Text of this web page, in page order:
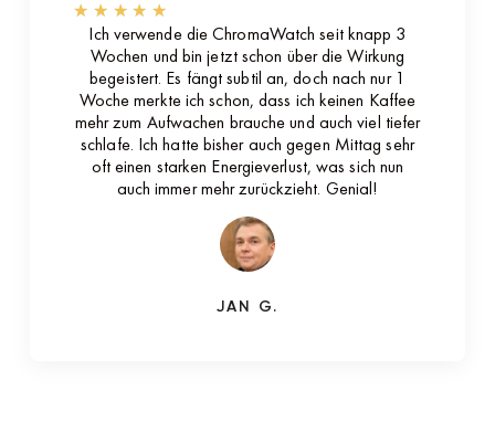
★ ★ ★ ★ ★
Ich verwende die ChromaWatch seit knapp 3
Wochen und bin jetzt schon über die Wirkung
begeistert. Es fängt subtil an, doch nach nur 1
Woche merkte ich schon, dass ich keinen Kaffee
mehr zum Aufwachen brauche und auch viel tiefer
schlafe. Ich hatte bisher auch gegen Mittag sehr
oft einen starken Energieverlust, was sich nun
auch immer mehr zurückzieht. Genial!
JAN G.